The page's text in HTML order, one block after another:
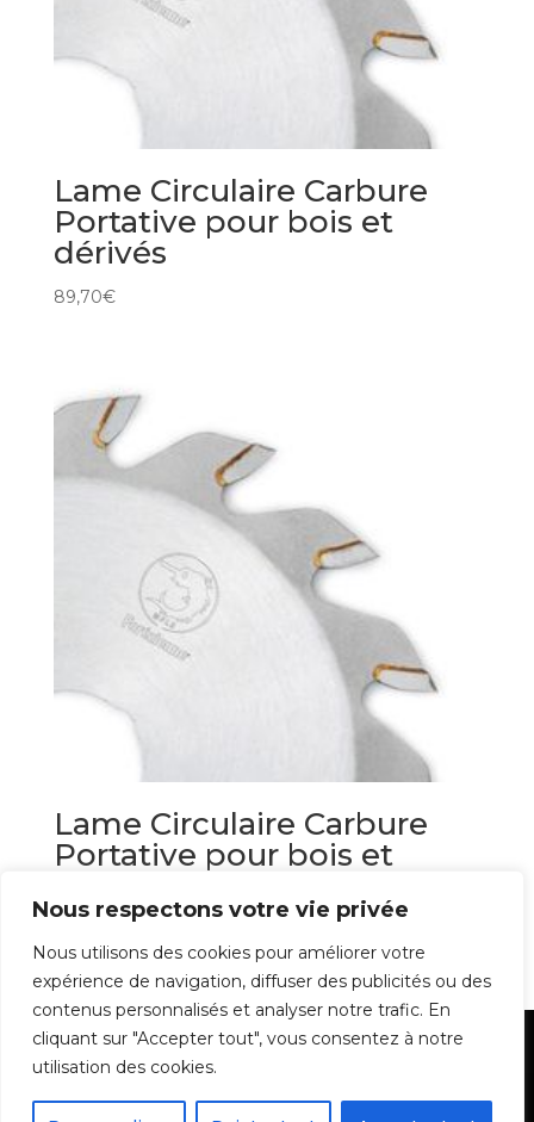
Nous respectons votre vie privée
Nous utilisons des cookies pour améliorer votre
expérience de navigation, diffuser des publicités ou des
contenus personnalisés et analyser notre trafic. En
cliquant sur "Accepter tout", vous consentez à notre
utilisation des cookies.
Lame Circulaire Carbure
Portative pour bois et
dérivés
89,70€
Lame Circulaire Carbure
Portative pour bois et
Mentions Légales